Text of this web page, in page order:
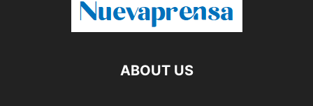
ABOUT US